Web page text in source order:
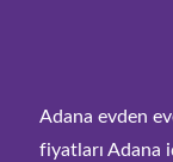
Adana evden
fiyatları Adana